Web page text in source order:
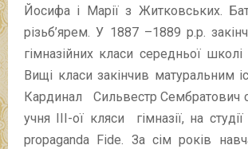
Йосифа і Марії з Житковських.
різьб’ярем. У 1887 –1889 р.р.
гімназійних класи середньої школі
Вищі класи закінчив матуральним
Кардинал Сильвестр Сембратович
учня ІІІ-ої кляси гімназії, на
propaganda Fide. За сім років